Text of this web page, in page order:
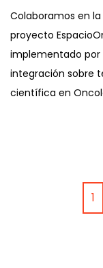
Colaboramos en
proyecto
implementado por
integración sobre
científica en
1